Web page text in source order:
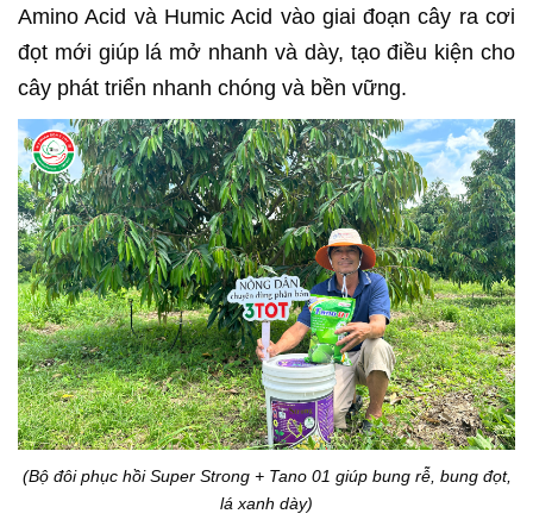
Amino Acid và Humic Acid vào giai đoạn cây ra cơi
đọt mới giúp lá mở nhanh và dày, tạo điều kiện cho
cây phát triển nhanh chóng và bền vững.
(Bộ đôi phục hồi Super Strong + Tano 01 giúp bung rễ, bung đọt,
lá xanh dày)